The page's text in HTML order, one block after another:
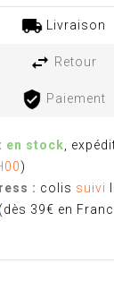
Livraison
Retour
Paiement
en stock,
)
: colis suivi
(dès 39€ en